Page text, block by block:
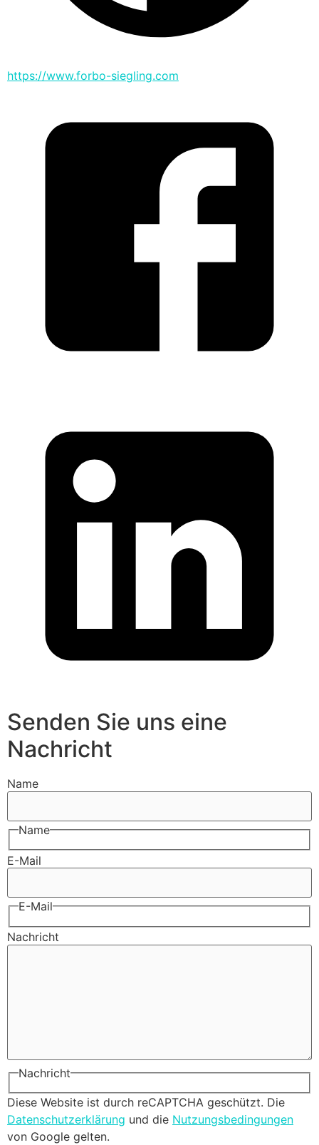
https://www.forbo-siegling.com
Senden Sie uns eine
Nachricht
Name
Name
E-Mail
E-Mail
Nachricht
Nachricht
Diese Website ist durch reCAPTCHA geschützt. Die
Datenschutzerklärung und die Nutzungsbedingungen
von Google gelten.